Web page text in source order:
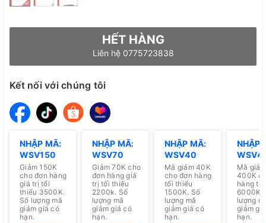
HẾT HÀNG
Liên hệ 0775723838
Kết nối với chúng tôi
NHẬP MÃ:
WSV150
Giảm 150K
cho đơn hàng
giá trị tối
thiểu 3500K.
Số lượng mã
giảm giá có
hạn.
NHẬP MÃ:
WSV70
Giảm 70K cho
đơn hàng giá
trị tối thiểu
2200k. Số
lượng mã
giảm giá có
hạn.
NHẬP MÃ:
WSV40
Mã giảm 40K
cho đơn hàng
tối thiểu
1500K. Số
lượng mã
giảm giá có
hạn.
NHẬP
Mã giảm
400K
hàng
6000K.
lượng
giảm
hạn.